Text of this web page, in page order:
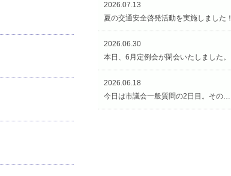
2026.07.13
夏の交通安全啓発活動を実施しました！
2026.06.30
本日、6月定例会が閉会いたしました。
2026.06.18
今日は市議会一般質問の2日目。その後、矢合観音様の近くの「矢合の杜」へ。